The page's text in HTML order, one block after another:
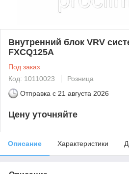
Внутренний блок VRV
FXCQ125A
Под заказ
Код: 10110023
Розница
Отправка с 21 августа 2026
Цену уточняйте
Описание Характеристики